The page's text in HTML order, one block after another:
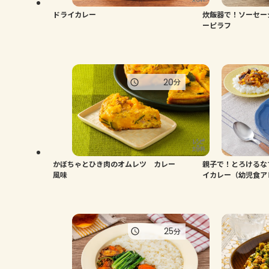
ドライカレー
炊飯器で！ソーセ
ーピラフ
かぼちゃとひき肉のオムレツ カレー
風味
20分
親子で！とろける
イカレー（幼児食
25分